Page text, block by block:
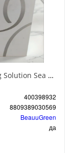
BeauuGreen Hydrogel Eye Patch Firming Solution Sea Cocumber & Black Гидрогелевые патчи для кожи вокруг глаз с экстрактом черного морского огурца 60 шт 90 гр
400398932
8809389030569
BeauuGreen
да